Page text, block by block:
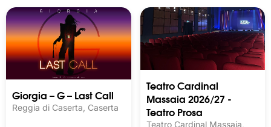
Giorgia – G – Last Call
Reggia di Caserta, Caserta
Teatro Cardinal
Massaia 2026/27 -
Teatro Prosa
Teatro Cardinal Massaia,